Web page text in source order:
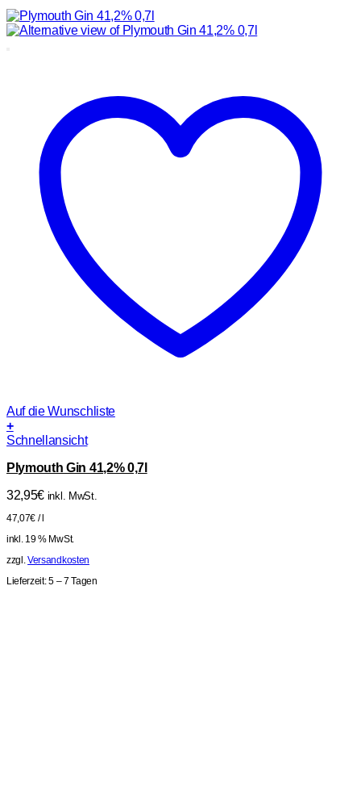
Auf die Wunschliste
+
Schnellansicht
Plymouth Gin 41,2% 0,7l
32,95€ inkl. MwSt.
47,07€ /
inkl. 19 % MwSt.
zzgl.Versandkosten
Lieferzeit:5 – 7 Tagen